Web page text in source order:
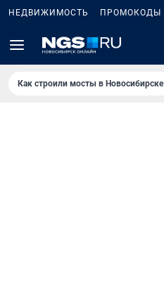
НЕДВИЖИМОСТЬ ПРОМОКОДЫ
Как строили мосты в Новосибирске